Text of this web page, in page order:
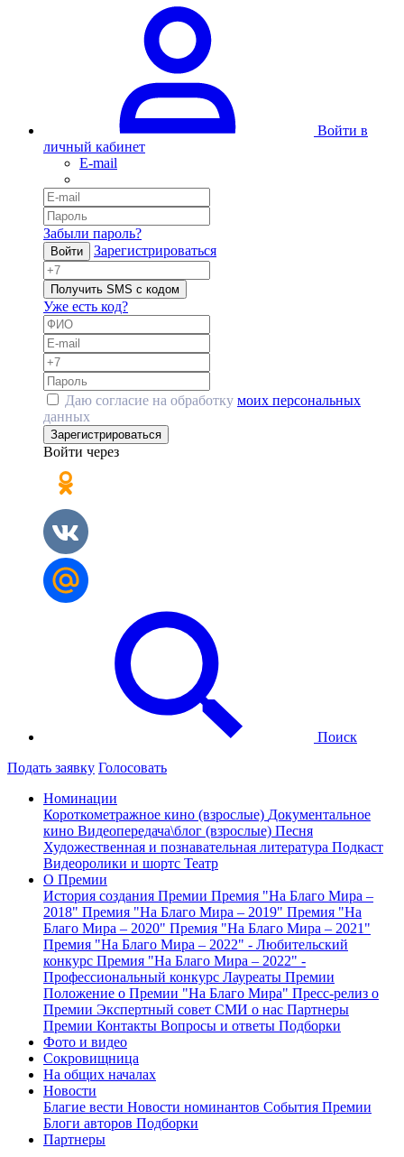
Войти в
личный кабинет
E-mail
Забыли пароль?
Войти Зарегистрироваться
Получить SMS с кодом
Уже есть код?
Даю согласие на обработку моих персональных
данных
Зарегистрироваться
Войти через
Поиск
Подать заявку Голосовать
Номинации
Короткометражное кино (взрослые) Документальное
кино Видеопередача\блог (взрослые) Песня
Художественная и познавательная литература Подкаст
Видеоролики и шортс Театр
О Премии
История создания Премии Премия "На Благо Мира –
2018" Премия "На Благо Мира – 2019" Премия "На
Благо Мира – 2020" Премия "На Благо Мира – 2021"
Премия "На Благо Мира – 2022" - Любительский
конкурс Премия "На Благо Мира – 2022" -
Профессиональный конкурс Лауреаты Премии
Положение о Премии "На Благо Мира" Пресс-релиз о
Премии Экспертный совет СМИ о нас Партнеры
Премии Контакты Вопросы и ответы Подборки
Фото и видео
Сокровищница
На общих началах
Новости
Благие вести Новости номинантов События Премии
Блоги авторов Подборки
Партнеры